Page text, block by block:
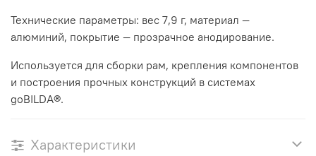
Технические параметры: вес 7,9 г, материал —
алюминий, покрытие — прозрачное анодирование.
Используется для сборки рам, крепления компонентов
и построения прочных конструкций в системах
goBILDA®.
Характеристики